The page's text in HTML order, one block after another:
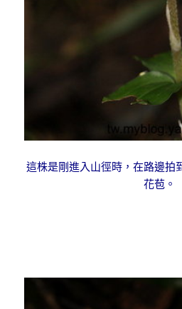
這株是剛進入山徑時，在路邊拍
花苞。